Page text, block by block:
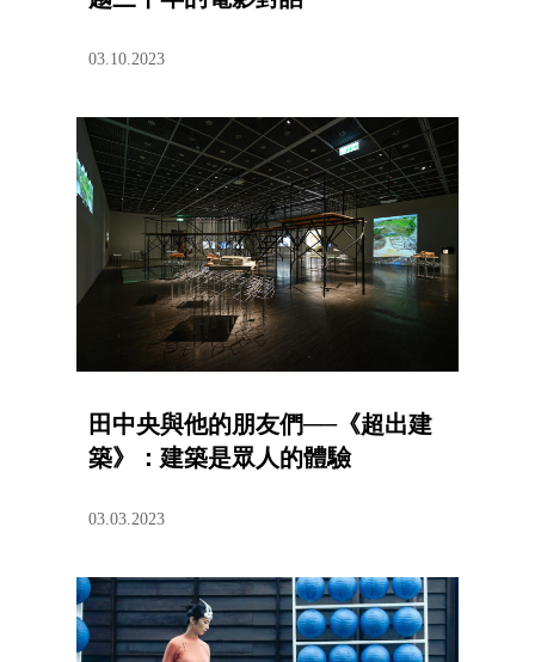
03.10.2023
田中央與他的朋友們──《超出建
築》：建築是眾人的體驗
03.03.2023